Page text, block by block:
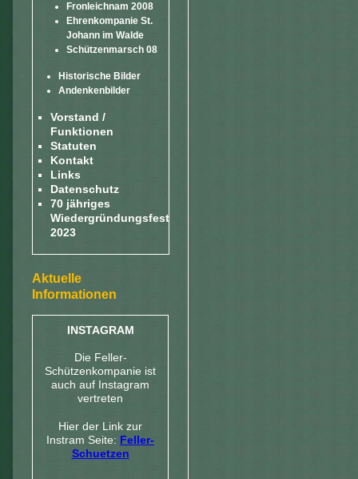
Fronleichnam 2008
Ehrenkompanie St.
Johann im Walde
Schützenmarsch 08
Historische Bilder
Andenkenbilder
Vorstand /
Funktionen
Statuten
Kontakt
Links
Datenschutz
70 jähriges
Wiedergründungsfest
2023
Aktuelle
Informationen
INSTAGRAM
Die Feller-
Schützenkompanie ist
auch auf Instagram
vertreten
Hier der Link zur
Instram Seite: Feller-
Schuetzen